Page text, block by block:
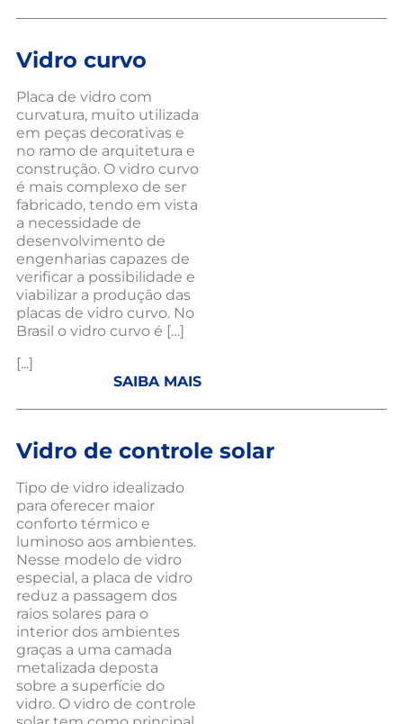
Vidro curvo
Placa de vidro com
curvatura, muito utilizada
em peças decorativas e
no ramo de arquitetura e
construção. O vidro curvo
é mais complexo de ser
fabricado, tendo em vista
a necessidade de
desenvolvimento de
engenharias capazes de
verificar a possibilidade e
viabilizar a produção das
placas de vidro curvo. No
Brasil o vidro curvo é […]
[...]
SAIBA MAIS
Vidro de controle solar
Tipo de vidro idealizado
para oferecer maior
conforto térmico e
luminoso aos ambientes.
Nesse modelo de vidro
especial, a placa de vidro
reduz a passagem dos
raios solares para o
interior dos ambientes
graças a uma camada
metalizada deposta
sobre a superfície do
vidro. O vidro de controle